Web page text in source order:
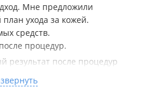
Мне предложили
ухода за кожей.
средств.
процедур.
результат после процедур
меня продолжать уход и